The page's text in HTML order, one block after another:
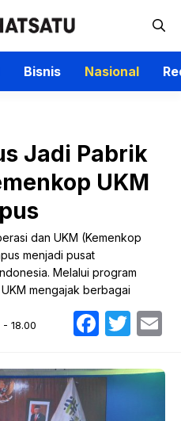
Bisnis Nasional
Jadi Pabrik
UKM
dan UKM (Kemenkop
menjadi pusat
Melalui program
mengajak berbagai
- 18.00